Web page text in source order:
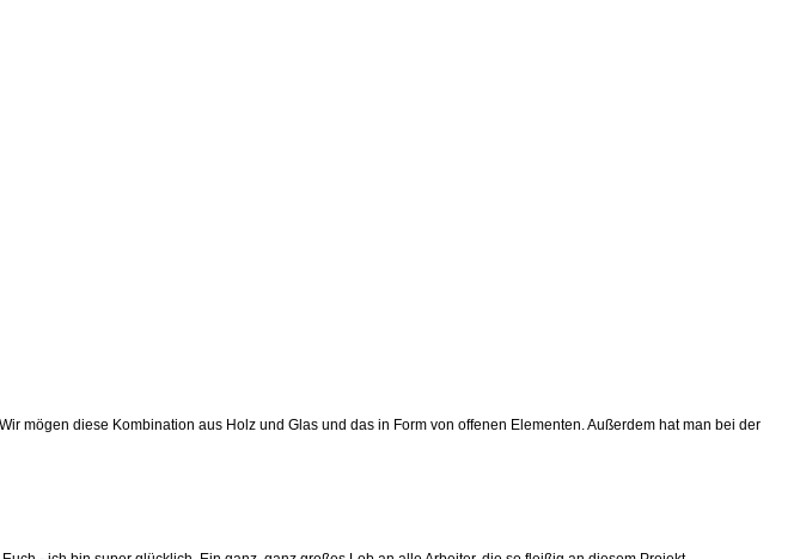
mögen diese Kombination aus Holz und Glas und das in Form von offenen Elementen. Außerdem hat man bei der